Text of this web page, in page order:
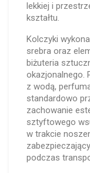
lekkiej i
kształtu.
Kolczyki
srebra oraz
biżuteria
okazjonalnego.
z wodą,
standardowo
zachowanie
sztyftowego
w trakcie
podczas